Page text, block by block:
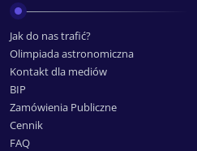
Jak do nas trafić?
Olimpiada astronomiczna
Kontakt dla mediów
BIP
Zamówienia Publiczne
Cennik
FAQ